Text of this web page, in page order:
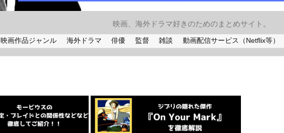
映画、海外ドラマ好きのためのまとめサイト。
映画作品ジャンル 海外ドラマ 俳優 監督 雑談 動画配信サービス（Netflix等）